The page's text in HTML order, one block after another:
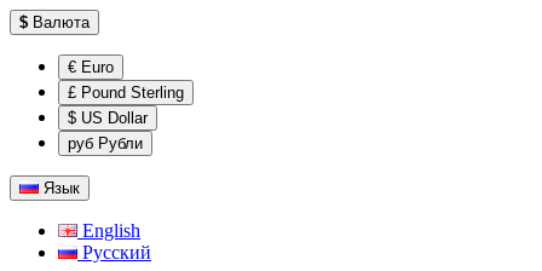
$ Валюта
€ Euro
£ Pound Sterling
$ US Dollar
руб Рубли
Язык
English
Русский